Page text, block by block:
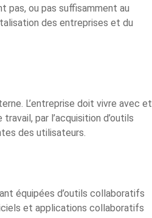
pas, ou pas suffisamment au
des entreprises et du
L’entreprise doit vivre avec et
par l’acquisition d’outils
des utilisateurs.
équipées d’outils collaboratifs
et applications collaboratifs